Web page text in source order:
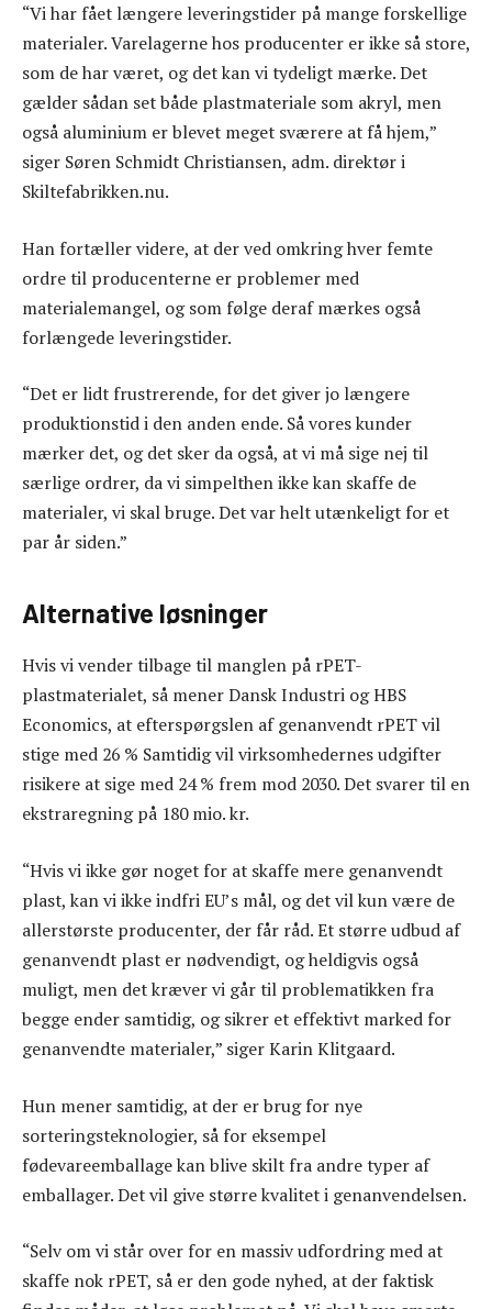
“Vi har fået længere leveringstider på mange forskellige
materialer. Varelagerne hos producenter er ikke så store,
som de har været, og det kan vi tydeligt mærke. Det
gælder sådan set både plastmateriale som akryl, men
også aluminium er blevet meget sværere at få hjem,”
siger Søren Schmidt Christiansen, adm. direktør i
Skiltefabrikken.nu.
Han fortæller videre, at der ved omkring hver femte
ordre til producenterne er problemer med
materialemangel, og som følge deraf mærkes også
forlængede leveringstider.
“Det er lidt frustrerende, for det giver jo længere
produktionstid i den anden ende. Så vores kunder
mærker det, og det sker da også, at vi må sige nej til
særlige ordrer, da vi simpelthen ikke kan skaffe de
materialer, vi skal bruge. Det var helt utænkeligt for et
par år siden.”
Alternative løsninger
Hvis vi vender tilbage til manglen på rPET-
plastmaterialet, så mener Dansk Industri og HBS
Economics, at efterspørgslen af genanvendt rPET vil
stige med 26 % Samtidig vil virksomhedernes udgifter
risikere at sige med 24 % frem mod 2030. Det svarer til en
ekstraregning på 180 mio. kr.
“Hvis vi ikke gør noget for at skaffe mere genanvendt
plast, kan vi ikke indfri EU’s mål, og det vil kun være de
allerstørste producenter, der får råd. Et større udbud af
genanvendt plast er nødvendigt, og heldigvis også
muligt, men det kræver vi går til problematikken fra
begge ender samtidig, og sikrer et effektivt marked for
genanvendte materialer,” siger Karin Klitgaard.
Hun mener samtidig, at der er brug for nye
sorteringsteknologier, så for eksempel
fødevareemballage kan blive skilt fra andre typer af
emballager. Det vil give større kvalitet i genanvendelsen.
“Selv om vi står over for en massiv udfordring med at
skaffe nok rPET, så er den gode nyhed, at der faktisk